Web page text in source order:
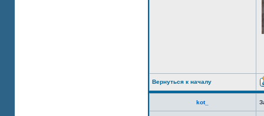
Вернуться к началу
kot_